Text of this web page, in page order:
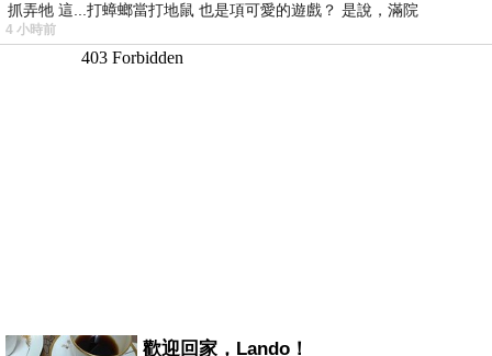
抓弄牠 這...打蟑螂當打地鼠 也是項可愛的遊戲？ 是說，滿院
4 小時前
歡迎回家，Lando！